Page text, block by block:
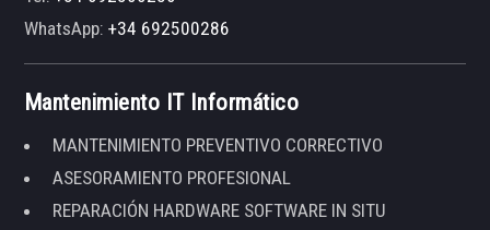
WhatsApp:+34 692500286
Mantenimiento IT Informático
MANTENIMIENTO PREVENTIVO CORRECTIVO
ASESORAMIENTO PROFESIONAL
REPARACIÓN HARDWARE SOFTWARE IN SITU